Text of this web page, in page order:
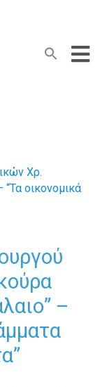
Search
for:
Search Button
–